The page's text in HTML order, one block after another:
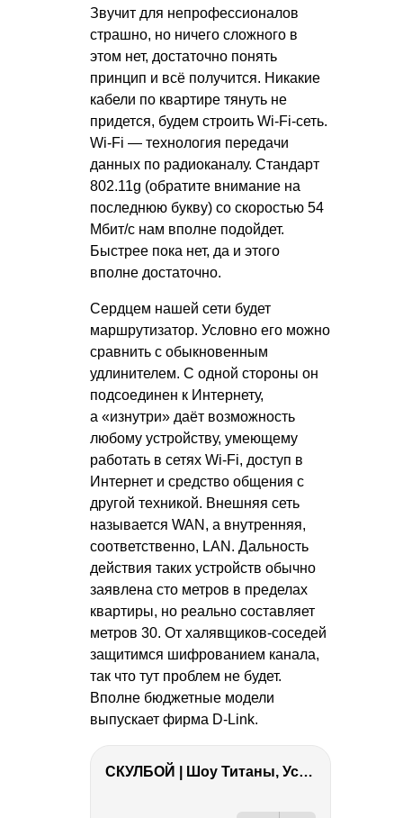
Звучит для непрофессионалов
страшно, но ничего сложного в
этом нет, достаточно понять
принцип и всё получится. Никакие
кабели по квартире тянуть не
придется, будем строить Wi-Fi-сеть.
Wi-Fi — технология передачи
данных по радиоканалу. Стандарт
802.11g (обратите внимание на
последнюю букву) со скоростью 54
Мбит/с нам вполне подойдет.
Быстрее пока нет, да и этого
вполне достаточно.
Сердцем нашей сети будет
маршрутизатор. Условно его можно
сравнить с обыкновенным
удлинителем. С одной стороны он
подсоединен к Интернету,
а «изнутри» даёт возможность
любому устройству, умеющему
работать в сетях Wi-Fi, доступ в
Интернет и средство общения с
другой техникой. Внешняя сеть
называется WAN, а внутренняя,
соответственно, LAN. Дальность
действия таких устройств обычно
заявлена сто метров в пределах
квартиры, но реально составляет
метров 30. От халявщиков-соседей
защитимся шифрованием канала,
так что тут проблем не будет.
Вполне бюджетные модели
выпускает фирма D-Link.
СКУЛБОЙ | Шоу Титаны, Усейн Болт, Ларрат, Зашквар!